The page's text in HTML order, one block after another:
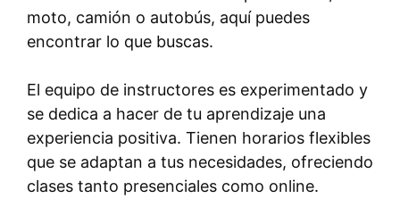
moto, camión o autobús, aquí puedes
encontrar lo que buscas.
El equipo de instructores es experimentado y
se dedica a hacer de tu aprendizaje una
experiencia positiva. Tienen horarios flexibles
que se adaptan a tus necesidades, ofreciendo
clases tanto presenciales como online.